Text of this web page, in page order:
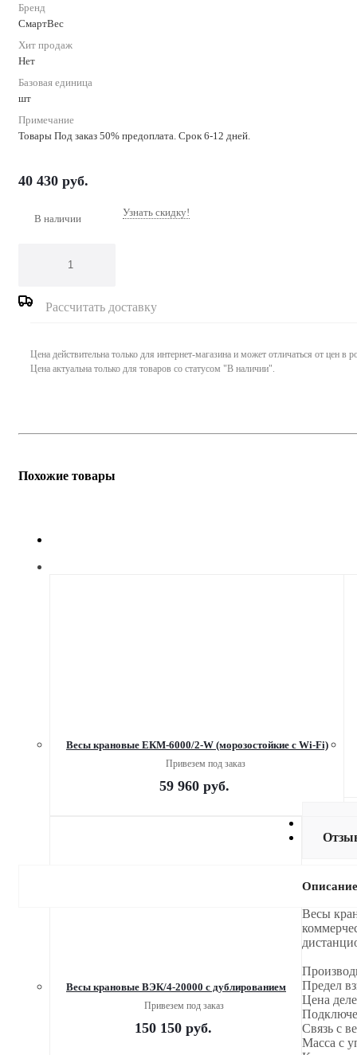
Бренд
СмартВес
Хит продаж
Нет
Базовая единица
шт
Примечание
Товары Под заказ 50% предоплата. Срок 6-12 дней.
40 430 руб.
В наличии Узнать скидку!
Рассчитать доставку
Цена действительна только для интернет-магазина и может отличаться от цен в
Цена актуальна только для товаров со статусом "В наличии".
Похожие товары
Весы крановые ЕКМ-6000/2-W (морозостойкие c Wi-Fi)
Привезем под заказ
59 960 руб.
Весы крановые ВЭК/4-20000 с дублированием
Привезем под заказ
150 150 руб.
Описание
Весы
Предел
Цена
Связь с
Масса с